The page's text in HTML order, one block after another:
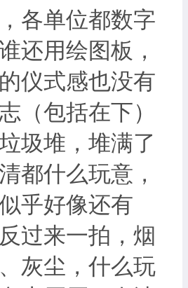
各单位都数字
还用绘图板，
仪式感也没有
（包括在下）
圾堆，堆满了
都什么玩意，
乎好像还有
过来一拍，烟
灰尘，什么玩